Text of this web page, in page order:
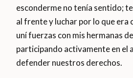
esconderme no tenía sentido;
al frente y luchar por lo que era
uní fuerzas con mis hermanas
participando activamente en el
defender nuestros derechos.